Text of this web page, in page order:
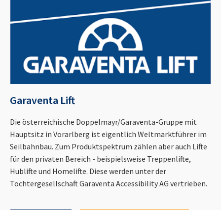
Garaventa Lift
Die österreichische Doppelmayr/Garaventa-Gruppe mit
Hauptsitz in Vorarlberg ist eigentlich Weltmarktführer im
Seilbahnbau. Zum Produktspektrum zählen aber auch Lifte
für den privaten Bereich - beispielsweise Treppenlifte,
Hublifte und Homelifte. Diese werden unter der
Tochtergesellschaft Garaventa Accessibility AG vertrieben.